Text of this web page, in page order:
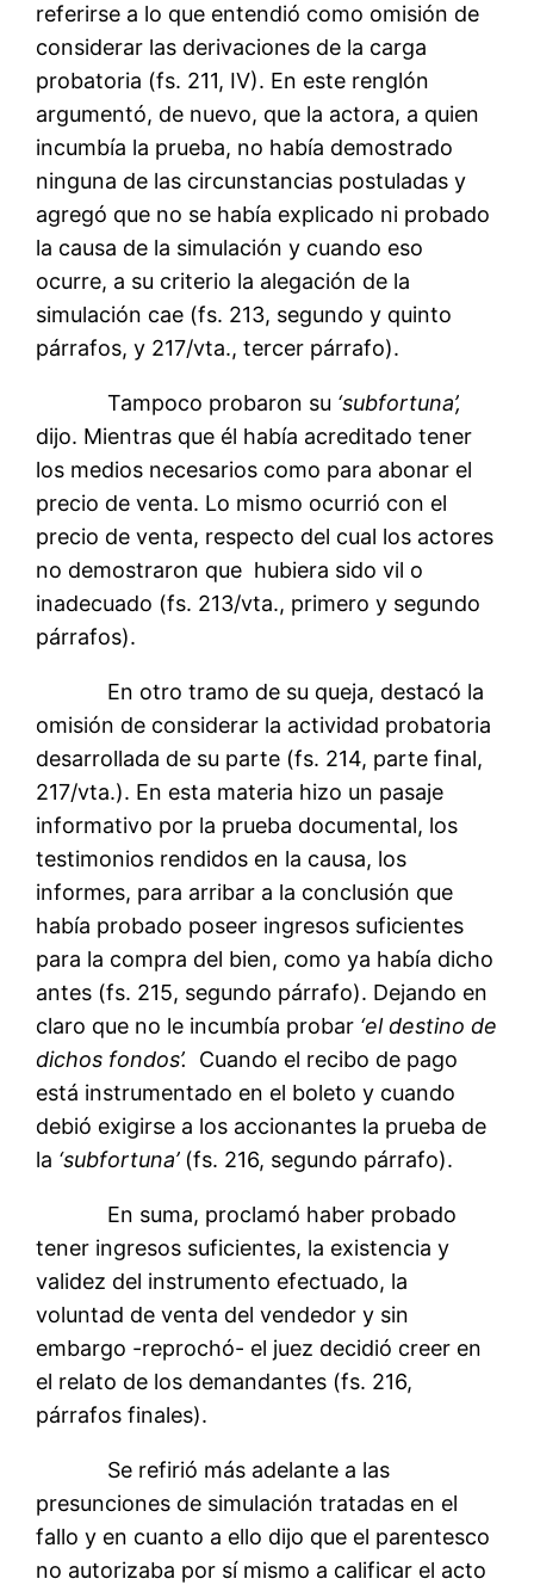
referirse a lo que entendió como omisión de
considerar las derivaciones de la carga
probatoria (fs. 211, IV). En este renglón
argumentó, de nuevo, que la actora, a quien
incumbía la prueba, no había demostrado
ninguna de las circunstancias postuladas y
agregó que no se había explicado ni probado
la causa de la simulación y cuando eso
ocurre, a su criterio la alegación de la
simulación cae (fs. 213, segundo y quinto
párrafos, y 217/vta., tercer párrafo).
Tampoco probaron su ‘subfortuna’,
dijo. Mientras que él había acreditado tener
los medios necesarios como para abonar el
precio de venta. Lo mismo ocurrió con el
precio de venta, respecto del cual los actores
no demostraron que hubiera sido vil o
inadecuado (fs. 213/vta., primero y segundo
párrafos).
En otro tramo de su queja, destacó la
omisión de considerar la actividad probatoria
desarrollada de su parte (fs. 214, parte final,
217/vta.). En esta materia hizo un pasaje
informativo por la prueba documental, los
testimonios rendidos en la causa, los
informes, para arribar a la conclusión que
había probado poseer ingresos suficientes
para la compra del bien, como ya había dicho
antes (fs. 215, segundo párrafo). Dejando en
claro que no le incumbía probar ‘el destino de
dichos fondos’.
Cuando el recibo de pago
está instrumentado en el boleto y cuando
debió exigirse a los accionantes la prueba de
la ‘subfortuna’ (fs. 216, segundo párrafo).
En suma, proclamó haber probado
tener ingresos suficientes, la existencia y
validez del instrumento efectuado, la
voluntad de venta del vendedor y sin
embargo -reprochó- el juez decidió creer en
el relato de los demandantes (fs. 216,
párrafos finales).
Se refirió más adelante a las
presunciones de simulación tratadas en el
fallo y en cuanto a ello dijo que el parentesco
no autorizaba por sí mismo a calificar el acto